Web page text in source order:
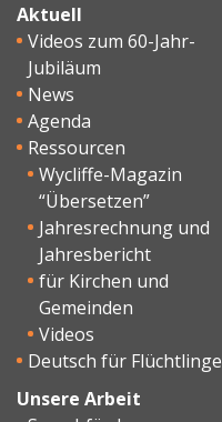
Aktuell
Videos zum 60-Jahr-
Jubiläum
News
Agenda
Ressourcen
Wycliffe-Magazin
“Übersetzen”
Jahresrechnung und
Jahresbericht
für Kirchen und
Gemeinden
Videos
Deutsch für Flüchtlinge
Unsere Arbeit